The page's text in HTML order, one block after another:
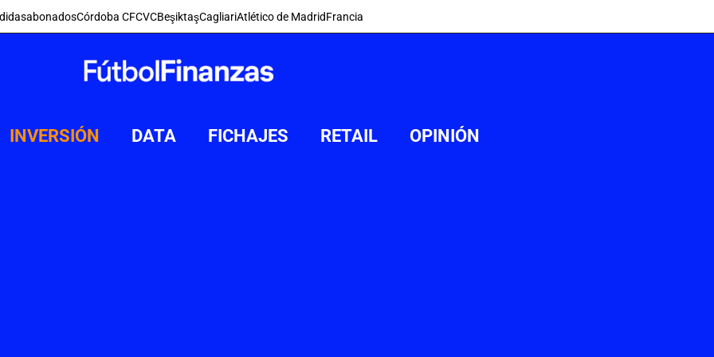
abonadosCórdoba CFCVCBeşiktaşCagliariAtlético de MadridFrancia
INVERSIÓN DATA FICHAJES RETAIL OPINIÓN